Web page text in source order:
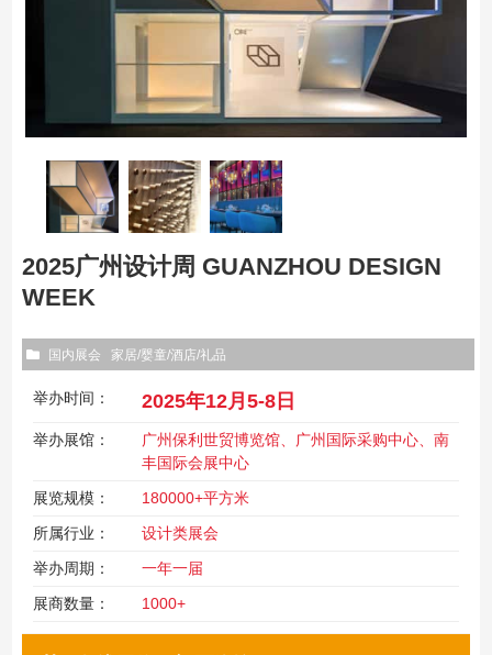
2025广州设计周 GUANZHOU DESIGN
WEEK
国内展会 家居/婴童/酒店/礼品
举办时间： 2025年12月5-8日
举办展馆：
广州保利世贸博览馆、广州国际采购中心、南
丰国际会展中心
展览规模：
180000+平方米
所属行业：
设计类展会
举办周期：
一年一届
展商数量：
1000+